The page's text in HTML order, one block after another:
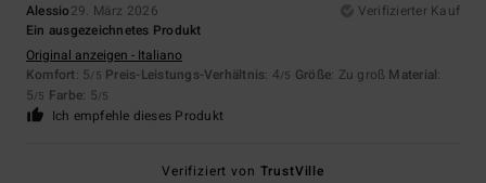
Alessio29. März 2026
Verifizierter Kauf
Ein ausgezeichnetes Produkt
Original anzeigen - Italiano
Komfort: 5/5 Preis-Leistungs-Verhältnis: 4/5 Größe: Zu groß Material:
5/5 Farbe: 5/5
Ich empfehle dieses Produkt
Verifiziert von TrustVille